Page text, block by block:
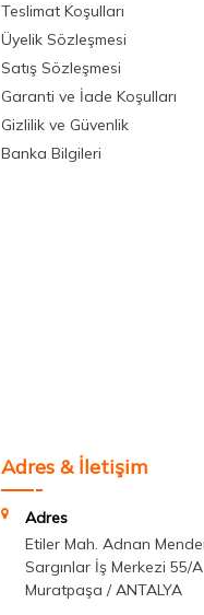
Teslimat Koşulları
Üyelik Sözleşmesi
Satış Sözleşmesi
Garanti ve İade Koşulları
Gizlilik ve Güvenlik
Banka Bilgileri
Adres & İletişim
Adres
Etiler Mah. Adnan
Sargınlar İş Merkezi 55/A
Muratpaşa / ANTALYA